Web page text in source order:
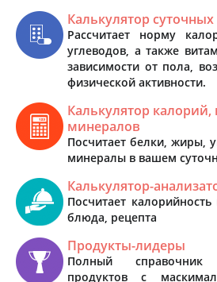
Калькулятор
Рассчитает норму
углеводов, а также
зависимости от пола,
физической активности.
Калькулятор
минералов
Посчитает белки, жиры,
минералы в вашем
Калькулятор-
Посчитает
блюда, рецепта
Продукты-лидеры
Полный
продуктов с